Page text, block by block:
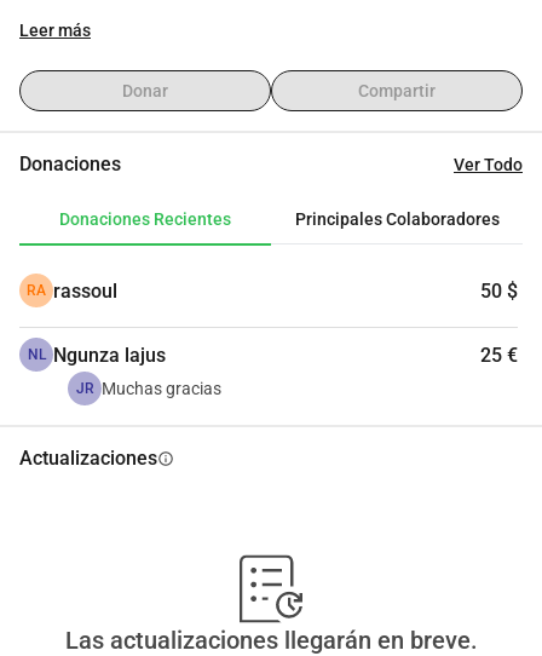
cosas, que provocan grandes cambios en el mundo. Se
una sonrisa a un niño en esta Navidad. "Solo dando
puedes recibir más de lo que ya tienes”. Jim Rohn.
Leer más
Donar Compartir
Donaciones Ver Todo
Donaciones Recientes Principales Colaboradores
RA rassoul 50 $
NL Ngunza lajus 25 €
JR Muchas gracias
Actualizacionesinfo
Las actualizaciones llegarán en breve.